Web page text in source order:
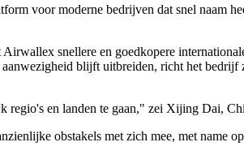
voor moderne bedrijven dat snel naam
snellere en goedkopere
blijft uitbreiden, richt het
regio's en landen te gaan," zei Xijing Dai,
obstakels met zich mee, met name